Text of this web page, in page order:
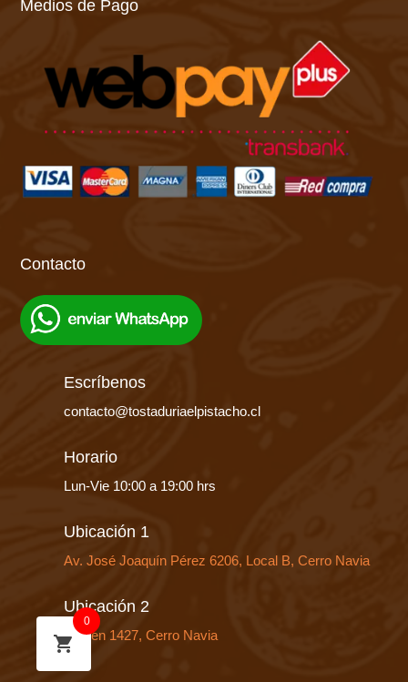
Medios de Pago
Contacto
Escríbenos
contacto@tostaduriaelpistacho.cl
Horario
Lun-Vie 10:00 a 19:00 hrs
Ubicación 1
Av. José Joaquín Pérez 6206, Local B, Cerro Navia
Ubicación 2
Huelen 1427, Cerro Navia
0